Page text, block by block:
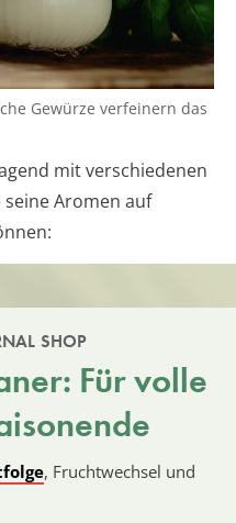
Gewürze verfeinern das
mit verschiedenen
Aromen auf
SHOP
Für volle
, Fruchtwechsel und